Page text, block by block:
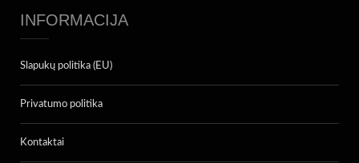
INFORMACIJA
Slapukų politika (EU)
Privatumo politika
Kontaktai